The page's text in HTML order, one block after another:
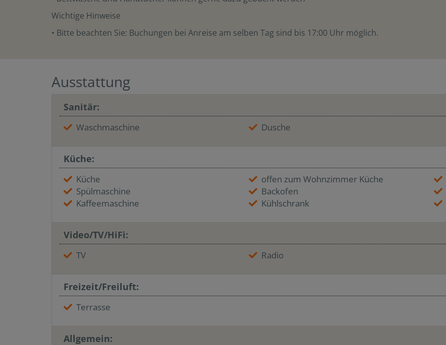
Wichtige Hinweise
• Bitte beachten Sie: Buchungen bei Anreise am selben Tag sind bis 17:00 Uhr möglich.
Ausstattung
Sanitär:
Waschmaschine Dusche
Küche:
Küche offen zum Wohnzimmer Küche
Spülmaschine
Backofen
Kaffeemaschine
Kühlschrank
Video/TV/HiFi:
TV Radio
Freizeit/Freiluft:
Terrasse
Allgemein: